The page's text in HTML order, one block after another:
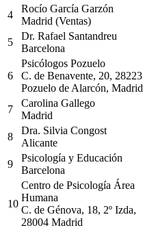
4
Rocío García Garzón
Madrid (Ventas)
5
Dr. Rafael Santandreu
Barcelona
6
Psicólogos Pozuelo
C. de Benavente, 20, 28223
Pozuelo de Alarcón, Madrid
7
Carolina Gallego
Madrid
8
Dra. Silvia Congost
Alicante
9
Psicología y Educación
Barcelona
10
Centro de Psicología Área
Humana
C. de Génova, 18, 2º Izda,
28004 Madrid